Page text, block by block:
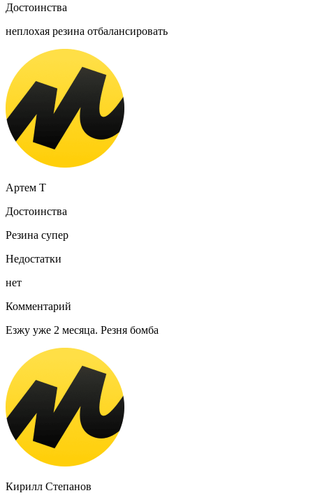
Достоинства
неплохая резина отбалансировать
Артем Т
Достоинства
Резина супер
Недостатки
нет
Комментарий
Езжу уже 2 месяца. Резня бомба
Кирилл Степанов